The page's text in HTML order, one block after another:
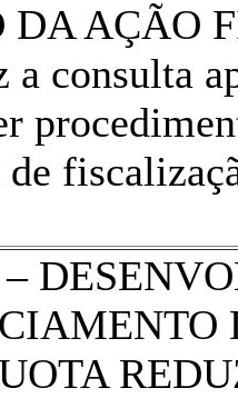
DA AÇÃO
a consulta